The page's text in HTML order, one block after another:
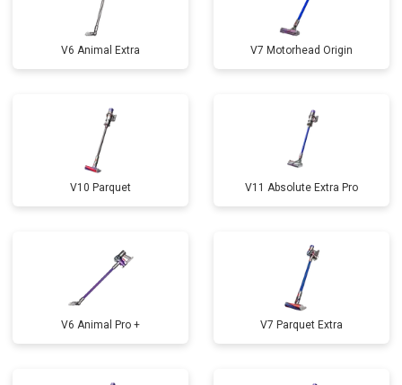
V6 Animal Extra V7 Motorhead Origin
V10 Parquet V11 Absolute Extra Pro
V6 Animal Pro + V7 Parquet Extra